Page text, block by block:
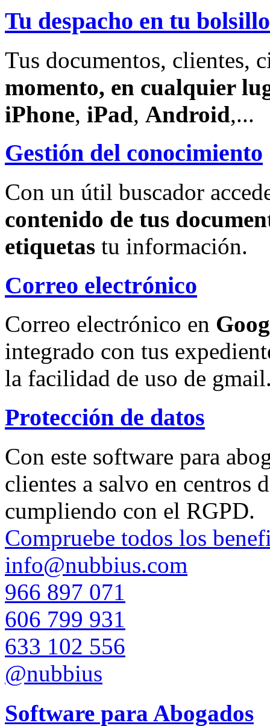
Tu despacho en tu bolsillo
Tus documentos, clientes,
momento, en cualquier
iPhone, iPad, Android,...
Gestión del conocimiento
Con un útil buscador
contenido de tus
etiquetas tu información.
Correo electrónico
Correo electrónico en
integrado con tus
la facilidad de uso de
Protección de datos
Con este software para
clientes a salvo en centros
cumpliendo con el RGPD.
Compruebe todos los
info@nubbius.com
966 897 071
606 799 931
633 102 556
@nubbius
Software para Abogados